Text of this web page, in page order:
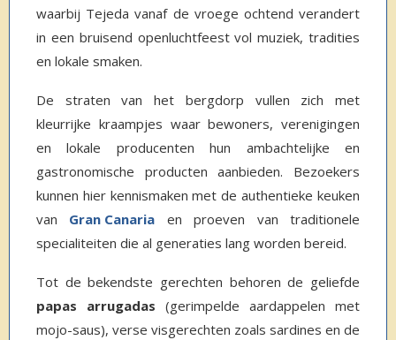
waarbij Tejeda vanaf de vroege ochtend verandert
in een bruisend openluchtfeest vol muziek, tradities
en lokale smaken.
De straten van het bergdorp vullen zich met
kleurrijke kraampjes waar bewoners, verenigingen
en lokale producenten hun ambachtelijke en
gastronomische producten aanbieden. Bezoekers
kunnen hier kennismaken met de authentieke keuken
van Gran Canaria en proeven van traditionele
specialiteiten die al generaties lang worden bereid.
Tot de bekendste gerechten behoren de geliefde
papas arrugadas (gerimpelde aardappelen met
mojo-saus), verse visgerechten zoals sardines en de